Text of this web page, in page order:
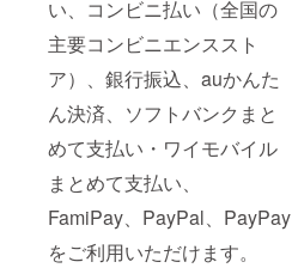
い、コンビニ払い（全国の
主要コンビニエンススト
ア）、銀行振込、auかんた
ん決済、ソフトバンクまと
めて支払い・ワイモバイル
まとめて支払い、
FamiPay、PayPal、PayPay
をご利用いただけます。